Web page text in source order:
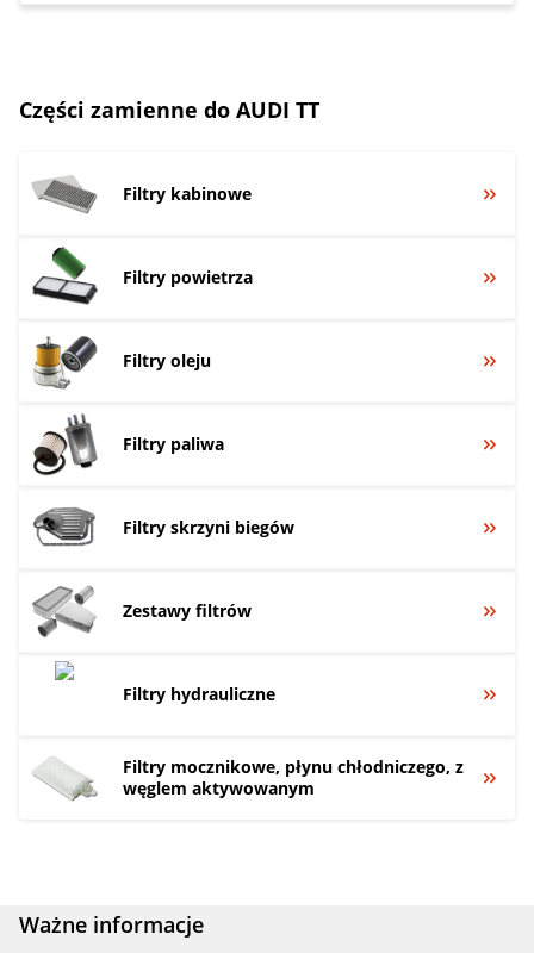
Części zamienne do AUDI TT
Filtry kabinowe
Filtry powietrza
Filtry oleju
Filtry paliwa
Filtry skrzyni biegów
Zestawy filtrów
Filtry hydrauliczne
Filtry mocznikowe, płynu chłodniczego, z
węglem aktywowanym
Ważne informacje